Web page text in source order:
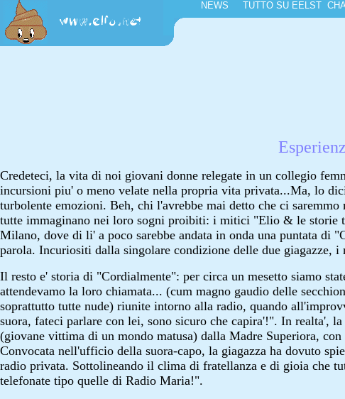
NEWS TUTTO SU EELST
Credeteci, la vita di noi giovani donne relegate in un collegio
incursioni piu' o meno velate nella propria vita privata...Ma, lo
turbolente emozioni. Beh, chi l'avrebbe mai detto che ci
tutte immaginano nei loro sogni proibiti: i mitici "Elio & le storie
Milano, dove di li' a poco sarebbe andata in onda una puntata di
parola. Incuriositi dalla singolare condizione delle due giagazze,
Il resto e' storia di "Cordialmente": per circa un mesetto siamo
attendevamo la loro chiamata... (cum magno gaudio delle
soprattutto tutte nude) riunite intorno alla radio, quando
suora, fateci parlare con lei, sono sicuro che capira'!". In realta',
(giovane vittima di un mondo matusa) dalla Madre Superiora,
Convocata nell'ufficio della suora-capo, la giagazza ha dovuto
radio privata. Sottolineando il clima di fratellanza e di gioia che
telefonate tipo quelle di Radio Maria!".